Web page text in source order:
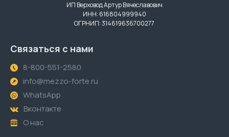
ИП Верховод Артур Вячеславович
ИНН: 616804999940
ОГРНИП: 314619636700277
Связаться с нами
8-800-551-2580
info@mezzo-forte.ru
WhatsApp
Вконтакте
О нас